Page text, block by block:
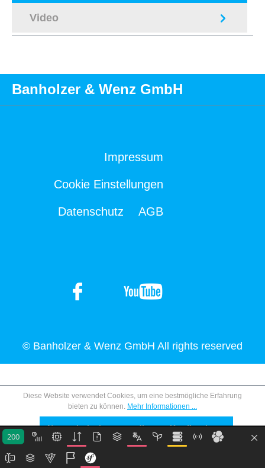
Video
Banholzer & Wenz GmbH
Impressum
Cookie Einstellungen
Datenschutz AGB
© Banholzer & Wenz GmbH All rights reserved
Diese Website verwendet Cookies, um eine bestmögliche Erfahrung
bieten zu können. Mehr Informationen ...
Nur technisch notwendige Konfigurieren
Alle Cookies akzeptieren
200